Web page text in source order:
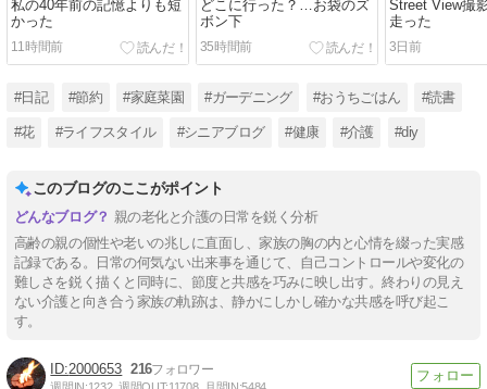
私の40年前の記憶よりも短
かった
11時間前
どこに行った？…お袋のズ
ボン下
35時間前
Street View撮
走った
3日前
#日記 #節約 #家庭菜園 #ガーデニング #おうちごはん #読書
#花 #ライフスタイル #シニアブログ #健康 #介護 #diy
このブログのここがポイント
親の老化と介護の日常を鋭く分析
高齢の親の個性や老いの兆しに直面し、家族の胸の内と心情を綴った実感
記録である。日常の何気ない出来事を通じて、自己コントロールや変化の
難しさを鋭く描くと同時に、節度と共感を巧みに映し出す。終わりの見え
ない介護と向き合う家族の軌跡は、静かにしかし確かな共感を呼び起こ
す。
2000653 216